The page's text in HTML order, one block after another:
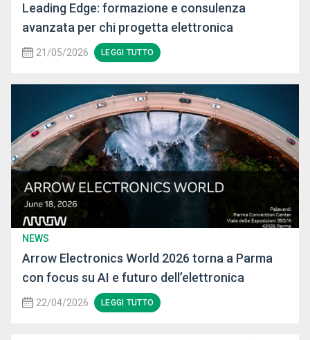
Leading Edge: formazione e consulenza
avanzata per chi progetta elettronica
21/05/2026 LEGGI TUTTO
NEWS
Arrow Electronics World 2026 torna a Parma
con focus su AI e futuro dell’elettronica
22/04/2026 LEGGI TUTTO